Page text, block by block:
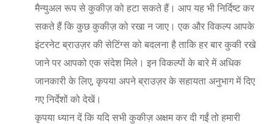
मैन्युअल रूप से कुकीज़ को हटा सकते हैं। आप यह भी निर्दिष्ट कर
सकते हैं कि कुछ कुकीज़ को रखा न जाए। एक और विकल्प आपके
इंटरनेट ब्राउज़र की सेटिंग्स को बदलना है ताकि हर बार कुकी रखे
जाने पर आपको एक संदेश मिले। इन विकल्पों के बारे में अधिक
जानकारी के लिए, कृपया अपने ब्राउज़र के सहायता अनुभाग में दिए
गए निर्देशों को देखें।
कृपया ध्यान दें कि यदि सभी कुकीज़ अक्षम कर दी गईं तो हमारी